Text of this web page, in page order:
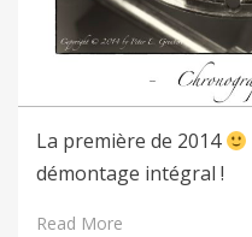
La première de 2014
démontage intégral !
Read More